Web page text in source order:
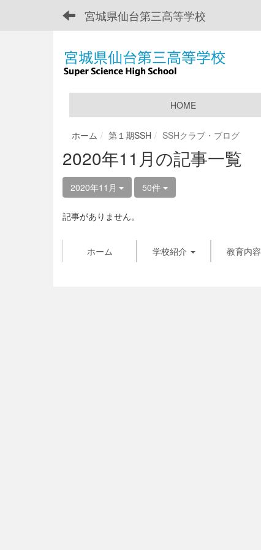
宮城県仙台第三高等学校
HOME
ホーム 第１期SSH SSHクラブ・ブログ
2020年11月の記事一覧
2020年11月 50件
記事がありません。
ホーム 学校紹介 教育内容